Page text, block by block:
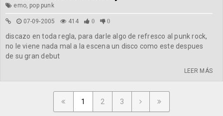
emo, pop punk
07-09-2005 414 0 0
discazo en toda regla, para darle algo de refresco al punk rock,
no le viene nada mal a la escena un disco como este despues
de su gran debut
LEER MÁS
1 2 3